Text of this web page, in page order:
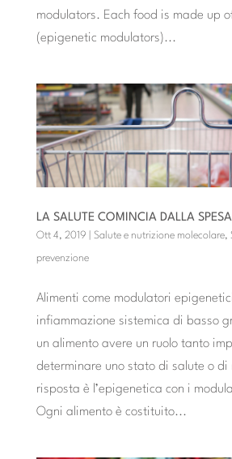
modulators. Each food is made up
(epigenetic modulators)...
LA SALUTE COMINCIA DALLA SPESA
Ott 4, 2019 Salute e nutrizione molecolare,
prevenzione
Alimenti come modulatori
infiammazione sistemica di basso
un alimento avere un ruolo tanto
determinare uno stato di salute o di
risposta è l’epigenetica con i
Ogni alimento è costituito...